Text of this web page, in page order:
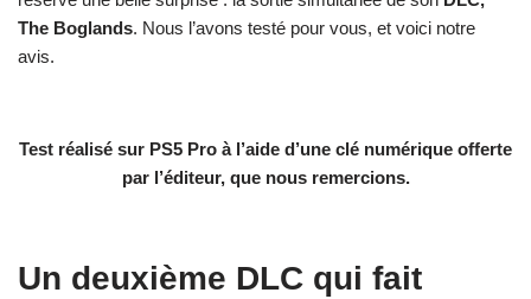
The Boglands. Nous l’avons testé pour vous, et voici notre
avis.
Test réalisé sur PS5 Pro à l’aide d’une clé numérique offerte
par l’éditeur, que nous remercions.
Un deuxième DLC qui fait